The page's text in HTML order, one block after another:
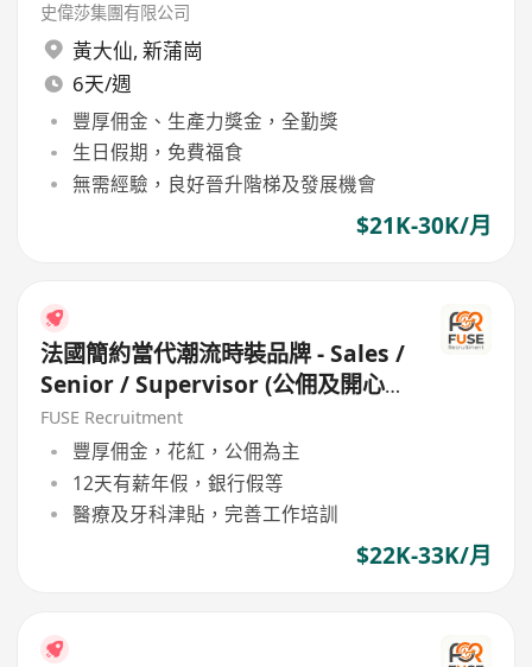
史偉莎集團有限公司
黃大仙, 新蒲崗
6天/週
豐厚佣金、生產力獎金，全勤獎
生日假期，免費福食
無需經驗，良好晉升階梯及發展機會
$21K-30K/月
法國簡約當代潮流時裝品牌 - Sales /
Senior / Supervisor (公佣及開心
工作環境 / 良好公司文代)
FUSE Recruitment
豐厚佣金，花紅，公佣為主
12天有薪年假，銀行假等
醫療及牙科津貼，完善工作培訓
$22K-33K/月